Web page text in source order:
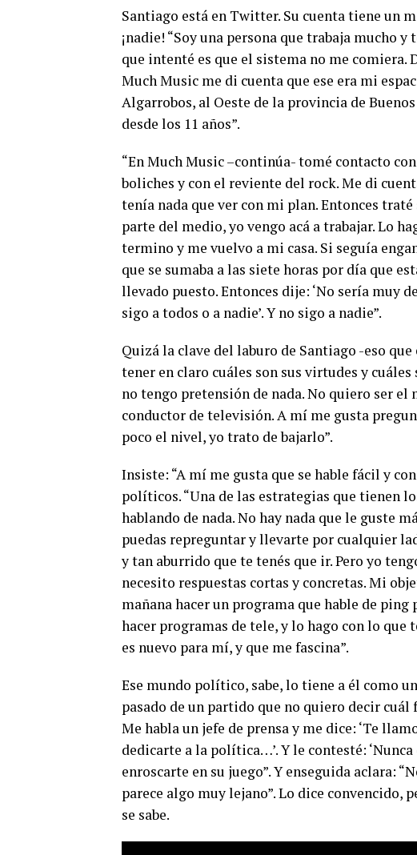
Santiago está en Twitter. Su cuenta tiene un
¡nadie! “Soy una persona que trabaja mucho
que intenté es que el sistema no me comiera.
Much Music me di cuenta que ese era mi
Algarrobos, al Oeste de la provincia de
desde los 11 años”.
“En Much Music –continúa- tomé contacto
boliches y con el reviente del rock. Me di
tenía nada que ver con mi plan. Entonces
parte del medio, yo vengo acá a trabajar. Lo
termino y me vuelvo a mi casa. Si seguía
que se sumaba a las siete horas por día que
llevado puesto. Entonces dije: ‘No sería muy
sigo a todos o a nadie’. Y no sigo a nadie”.
Quizá la clave del laburo de Santiago -eso
tener en claro cuáles son sus virtudes y
no tengo pretensión de nada. No quiero ser
conductor de televisión. A mí me gusta
poco el nivel, yo trato de bajarlo”.
Insiste: “A mí me gusta que se hable fácil y
políticos. “Una de las estrategias que tienen
hablando de nada. No hay nada que le guste
puedas repreguntar y llevarte por cualquier
y tan aburrido que te tenés que ir. Pero yo
necesito respuestas cortas y concretas. Mi
mañana hacer un programa que hable de
hacer programas de tele, y lo hago con lo que
es nuevo para mí, y que me fascina”.
Ese mundo político, sabe, lo tiene a él como
pasado de un partido que no quiero decir
Me habla un jefe de prensa y me dice: ‘Te
dedicarte a la política…’. Y le contesté:
enroscarte en su juego”. Y enseguida aclara:
parece algo muy lejano”. Lo dice
se sabe.